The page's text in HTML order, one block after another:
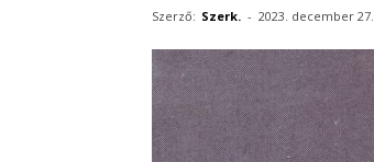
Szerző: Szerk. - 2023. december 27.